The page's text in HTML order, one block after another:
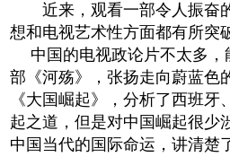
近来，观看一部令人振奋的
想和电视艺术性方面都有所突
中国的电视政论片不太多，
部《河殇》，张扬走向蔚蓝色
《大国崛起》，分析了西班
起之道，但是对中国崛起很少
中国当代的国际命运，讲清楚